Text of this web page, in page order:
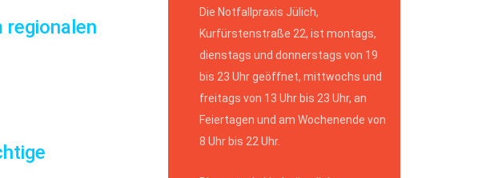
regionalen
Die Notfallpraxis Jülich,
Kurfürstenstraße 22, ist montags,
dienstags und donnerstags von 19
bis 23 Uhr geöffnet, mittwochs und
freitags von 13 Uhr bis 23 Uhr, an
Feiertagen und am Wochenende von
8 Uhr bis 22 Uhr.